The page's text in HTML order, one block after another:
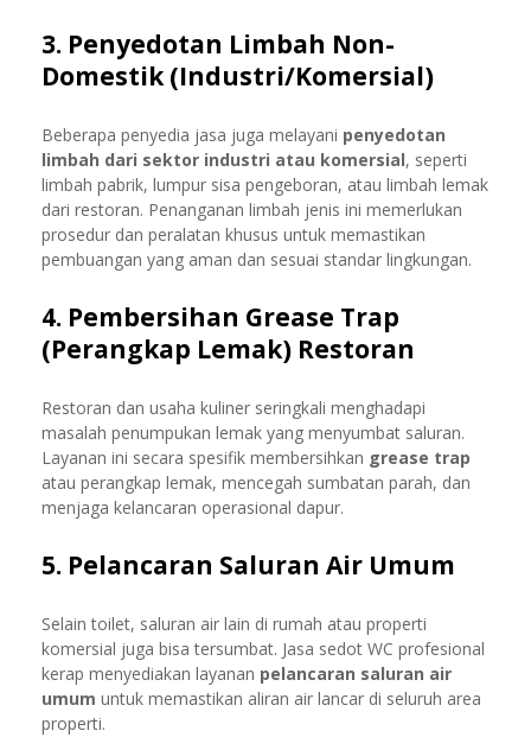
3. Penyedotan Limbah Non-
Domestik (Industri/Komersial)
Beberapa penyedia jasa juga melayani penyedotan
limbah dari sektor industri atau komersial, seperti
limbah pabrik, lumpur sisa pengeboran, atau limbah lemak
dari restoran. Penanganan limbah jenis ini memerlukan
prosedur dan peralatan khusus untuk memastikan
pembuangan yang aman dan sesuai standar lingkungan.
4. Pembersihan Grease Trap
(Perangkap Lemak) Restoran
Restoran dan usaha kuliner seringkali menghadapi
masalah penumpukan lemak yang menyumbat saluran.
Layanan ini secara spesifik membersihkan grease trap
atau perangkap lemak, mencegah sumbatan parah, dan
menjaga kelancaran operasional dapur.
5. Pelancaran Saluran Air Umum
Selain toilet, saluran air lain di rumah atau properti
komersial juga bisa tersumbat. Jasa sedot WC profesional
kerap menyediakan layanan pelancaran saluran air
umum untuk memastikan aliran air lancar di seluruh area
properti.